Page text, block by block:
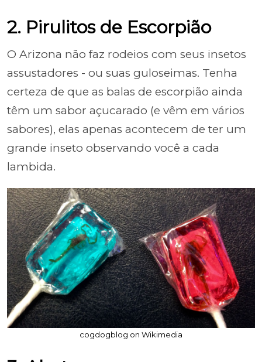
2. Pirulitos de Escorpião
O Arizona não faz rodeios com seus insetos
assustadores - ou suas guloseimas. Tenha
certeza de que as balas de escorpião ainda
têm um sabor açucarado (e vêm em vários
sabores), elas apenas acontecem de ter um
grande inseto observando você a cada
lambida.
cogdogblog on Wikimedia